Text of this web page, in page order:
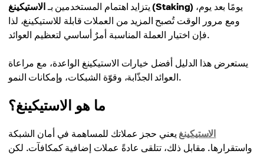
يتزايد اهتمام المستخدمين بـ الاستيكينغ (Staking)
ومع مرور الوقت تُصبح المزيد من العملات قابلة للاستيكينغ، لذا
فإن اختيار العملة المناسبة أمرٌ أساسي لتعظيم العوائد.
يستعرض هذا الدليل أفضل خيارات الاستيكينغ الواعدة، مع مراعاة
العوائد الجذّابة، وقوّة الشبكات، وإمكانات النمو.
ما هو الاستيكينغ؟
الاستيكينغ يعني حجز عملاتك للمساهمة في أمان الشبكة
واستقرارها. مقابل ذلك، تتلقى عادةً عملات إضافية كمكافآت. لكن